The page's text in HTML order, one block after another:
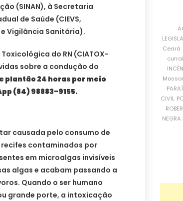
(SINAN), à Secretaria
de Saúde (CIEVS,
e Vigilância Sanitária).
do RN (CIATOX-
sobre a condução do
plantão 24 horas por meio
(84) 98883-9155.
causada pelo consumo de
recifes contaminados por
em microalgas invisíveis
algas e acabam passando a
Quando o ser humano
grande porte, a intoxicação
Ceará
CIVIL
NEGRA